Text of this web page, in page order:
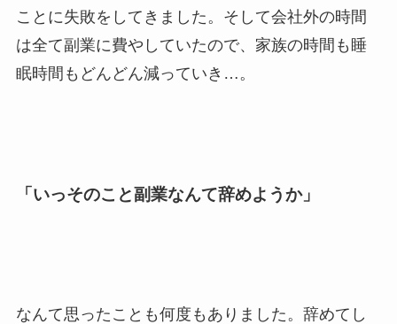
ことに失敗をしてきました。そして会社外の時間
は全て副業に費やしていたので、家族の時間も睡
眠時間もどんどん減っていき…。
「いっそのこと副業なんて辞めようか」
なんて思ったことも何度もありました。辞めてし